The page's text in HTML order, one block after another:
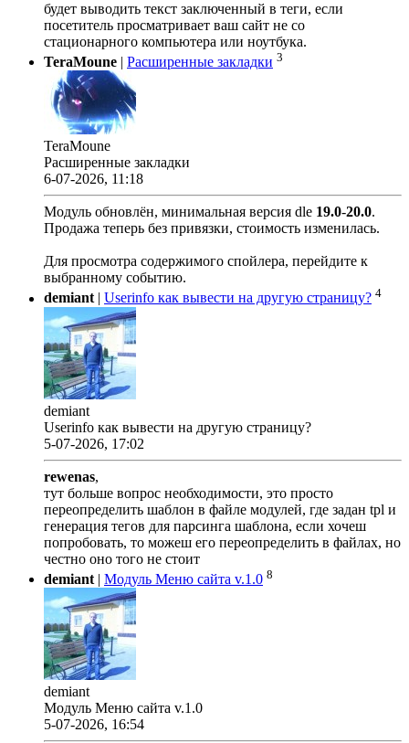
будет выводить текст заключенный в теги, если
посетитель просматривает ваш сайт не со
стационарного компьютера или ноутбука.
TeraMoune | Расширенные закладки 3
TeraMoune
Расширенные закладки
6-07-2026, 11:18
Модуль обновлён, минимальная версия dle 19.0-20.0.
Продажа теперь без привязки, стоимость изменилась.
Для просмотра содержимого спойлера, перейдите к
выбранному событию.
demiant| Userinfo как вывести на другую страницу? 4
demiant
Userinfo как вывести на другую страницу?
5-07-2026, 17:02
rewenas,
тут больше вопрос необходимости, это просто
переопределить шаблон в файле модулей, где задан tpl и
генерация тегов для парсинга шаблона, если хочеш
попробовать, то можеш его переопределить в файлах, но
честно оно того не стоит
demiant | Модуль Меню сайта v.1.0 8
demiant
Модуль Меню сайта v.1.0
5-07-2026, 16:54